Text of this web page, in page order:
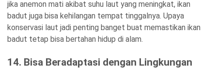
jika anemon mati akibat suhu laut yang meningkat, ikan
badut juga bisa kehilangan tempat tinggalnya. Upaya
konservasi laut jadi penting banget buat memastikan ikan
badut tetap bisa bertahan hidup di alam.
14. Bisa Beradaptasi dengan Lingkungan